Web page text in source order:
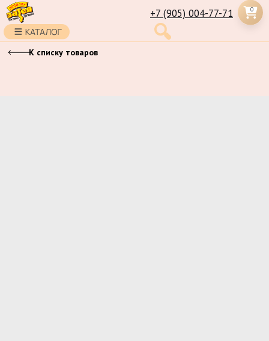
0
+7 (905) 004-77-71
К списку товаров